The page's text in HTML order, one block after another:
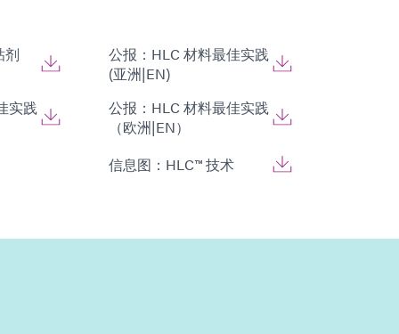
剂
实践
公报：HLC 材料最佳实践
(亚洲|EN)
公报：HLC 材料最佳实践
（欧洲|EN）
信息图：HLC™ 技术